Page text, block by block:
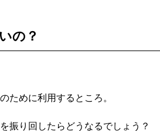
の？
ために利用するところ。
振り回したらどうなるでしょう？